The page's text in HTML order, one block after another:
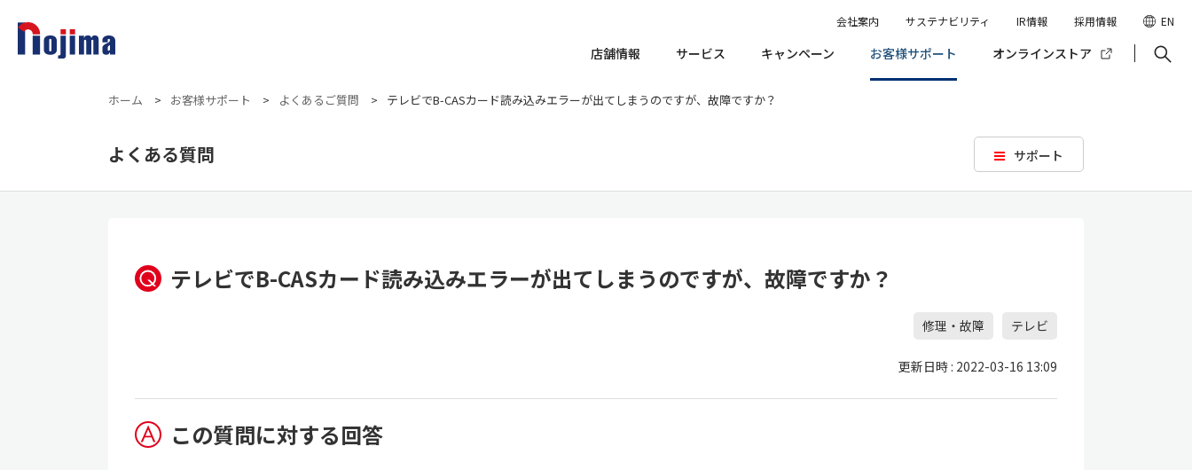
店舗情報 サービス キャンペーン お客様サポート オンラインストア
会社案内 サステナビリティ IR情報 採用情報 EN
ホーム > お客様サポート > よくあるご質問 > テレビでB-CASカード読み込みエラーが出てしまうのですが、故障ですか？
サポート
よくある質問
テレビでB-CASカード読み込みエラーが出てしまうのですが、故障ですか？
修理・故障 テレビ
更新日時 : 2022-03-16 13:09
この質問に対する回答